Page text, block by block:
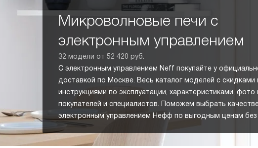
Микроволновые печи с
электронным управлением
32 модели от 52 420 руб.
С электронным управлением Neff покупайте у
доставкой по Москве. Весь каталог моделей с скидками
инструкциями по эксплуатации, характеристиками, фото
покупателей и специалистов. Поможем выбрать
электронным управлением Нефф по выгодным ценам без